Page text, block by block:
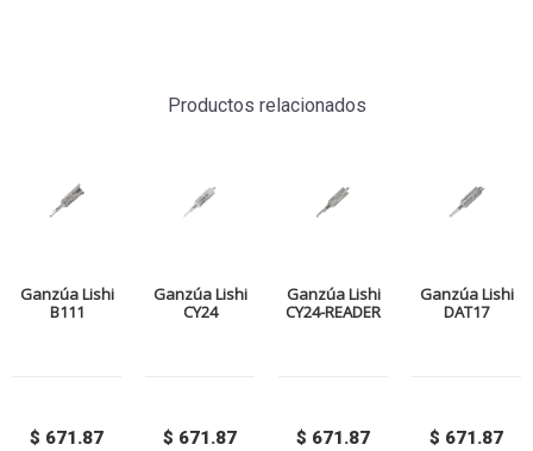
Productos relacionados
Ganzúa Lishi
B111
$ 671.87
Ganzúa Lishi
CY24
$ 671.87
Ganzúa Lishi
CY24-READER
$ 671.87
Ganzúa Lishi
DAT17
$ 671.87